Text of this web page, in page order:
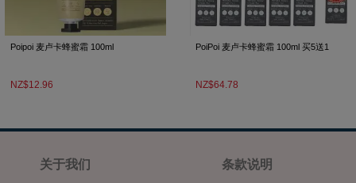
Poipoi 麦卢卡蜂蜜霜 100ml
NZ$12.96
PoiPoi 麦卢卡蜂蜜霜 100ml 买5送1
NZ$64.78
关于我们 条款说明